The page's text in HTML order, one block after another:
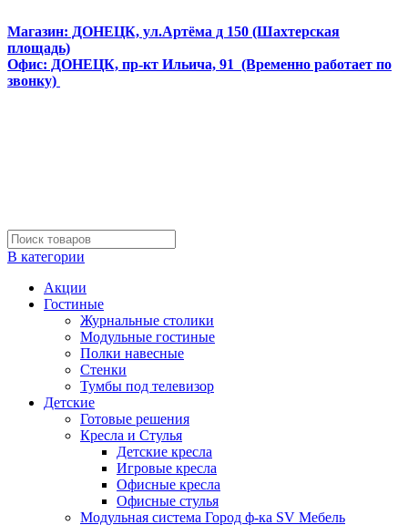
Магазин: ДОНЕЦК, ул.Артёма д 150 (Шахтерская
площадь)
Офис: ДОНЕЦК, пр-кт Ильича, 91 (Временно работает по
звонку)
В категории
Акции
Гостиные
Журнальные столики
Модульные гостиные
Полки навесные
Стенки
Тумбы под телевизор
Детские
Готовые решения
Кресла и Стулья
Детские кресла
Игровые кресла
Офисные кресла
Офисные стулья
Модульная система Город ф-ка SV Мебель